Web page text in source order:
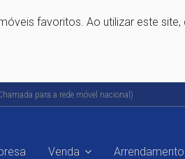
favoritos. Ao utilizar este
para a rede móvel nacional)
Venda Arrendamento